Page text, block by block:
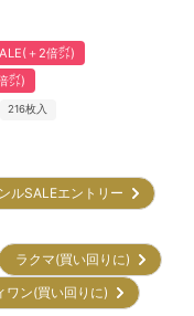
＋2倍㌽)
㌽)
216枚入
ルSALEエントリー
ラクマ(買い回りに)
ワン(買い回りに)